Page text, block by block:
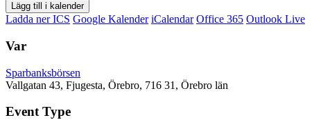
Lägg till i kalender
Ladda ner ICS Google Kalender iCalendar Office 365 Outlook Live
Var
Sparbanksbörsen
Vallgatan 43, Fjugesta, Örebro, 716 31, Örebro län
Event Type